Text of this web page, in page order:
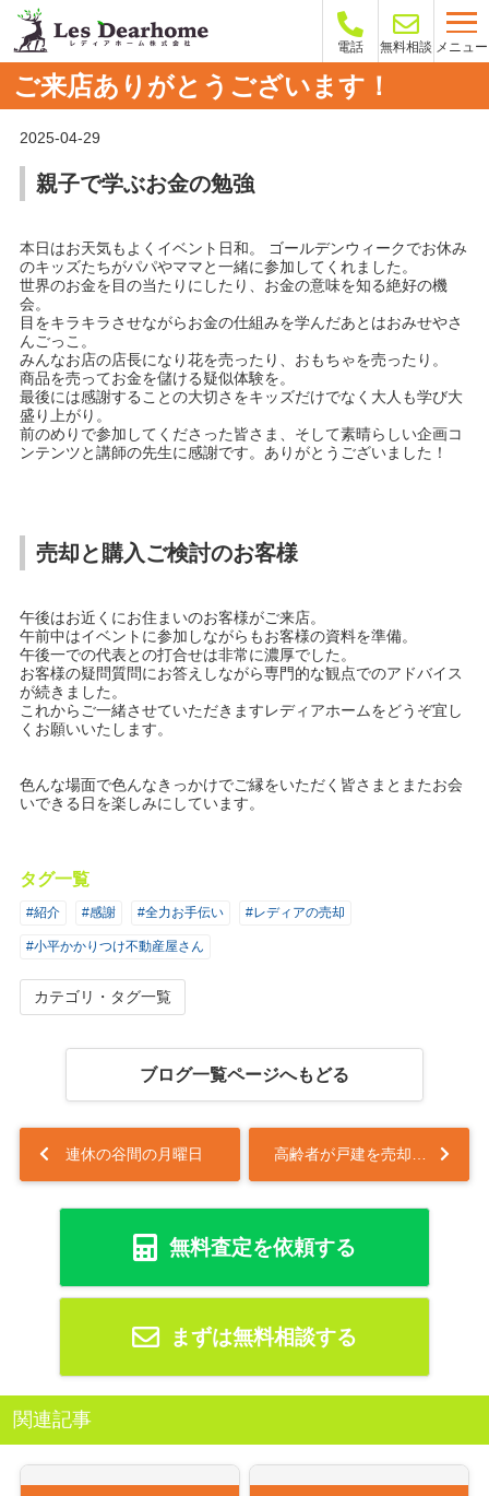
電話 無料相談 メニュー
ご来店ありがとうございます！
2025-04-29
親子で学ぶお金の勉強
本日はお天気もよくイベント日和。 ゴールデンウィークでお休み
のキッズたちがパパやママと一緒に参加してくれました。
世界のお金を目の当たりにしたり、お金の意味を知る絶好の機
会。
目をキラキラさせながらお金の仕組みを学んだあとはおみせやさ
んごっこ。
みんなお店の店長になり花を売ったり、おもちゃを売ったり。
商品を売ってお金を儲ける疑似体験を。
最後には感謝することの大切さをキッズだけでなく大人も学び大
盛り上がり。
前のめりで参加してくださった皆さま、そして素晴らしい企画コ
ンテンツと講師の先生に感謝です。ありがとうございました！
売却と購入ご検討のお客様
午後はお近くにお住まいのお客様がご来店。
午前中はイベントに参加しながらもお客様の資料を準備。
午後一での代表との打合せは非常に濃厚でした。
お客様の疑問質問にお答えしながら専門的な観点でのアドバイス
が続きました。
これからご一緒させていただきますレディアホームをどうぞ宜し
くお願いいたします。
色んな場面で色んなきっかけでご縁をいただく皆さまとまたお会
いできる日を楽しみにしています。
タグ一覧
#紹介 #感謝 #全力お手伝い #レディアの売却
#小平かかりつけ不動産屋さん
カテゴリ・タグ一覧
ブログ一覧ページへもどる
連休の谷間の月曜日
無料査定を依頼する
まずは無料相談する
関連記事